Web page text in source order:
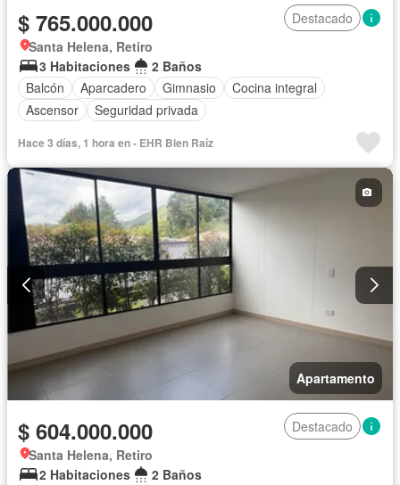
$ 765.000.000
Destacado
Santa Helena, Retiro
3 Habitaciones
2 Baños
Balcón
Aparcadero Gimnasio
Cocina integral
Ascensor
Seguridad privada
Hace 3 días, 1 hora en - EHR Bien Raíz
Apartamento
$ 604.000.000
Destacado
Santa Helena, Retiro
2 Habitaciones
2 Baños